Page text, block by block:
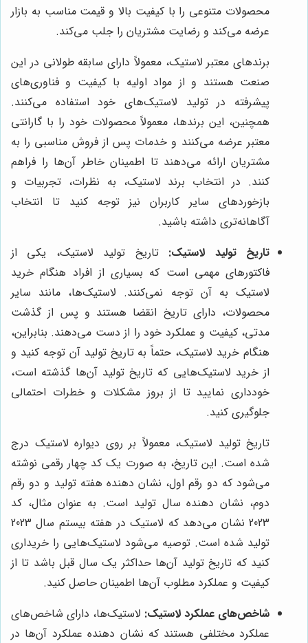
محصولات متنوعی را با کیفیت بالا و قیمت مناسب به بازار
عرضه می‌کند و رضایت مشتریان را جلب می‌کند.
برندهای معتبر لاستیک، معمولاً دارای سابقه طولانی در این
صنعت هستند و از مواد اولیه با کیفیت و فناوری‌های
پیشرفته در تولید لاستیک‌های خود استفاده می‌کنند.
همچنین، این برندها، معمولاً محصولات خود را با گارانتی
معتبر عرضه می‌کنند و خدمات پس از فروش مناسبی را به
مشتریان ارائه می‌دهند تا اطمینان خاطر آن‌ها را فراهم
کنند. در انتخاب برند لاستیک، به نظرات، تجربیات و
بازخوردهای سایر کاربران نیز توجه کنید تا انتخاب
آگاهانه‌تری داشته باشید.
تاریخ تولید لاستیک: تاریخ تولید لاستیک، یکی از
فاکتورهای مهمی است که بسیاری از افراد هنگام خرید
لاستیک به آن توجه نمی‌کنند. لاستیک‌ها، مانند سایر
محصولات، دارای تاریخ انقضا هستند و پس از گذشت
مدتی، کیفیت و عملکرد خود را از دست می‌دهند. بنابراین،
هنگام خرید لاستیک، حتماً به تاریخ تولید آن توجه کنید و
از خرید لاستیک‌هایی که تاریخ تولید آن‌ها گذشته است،
خودداری نمایید تا از بروز مشکلات و خطرات احتمالی
جلوگیری کنید.
تاریخ تولید لاستیک، معمولاً بر روی دیواره لاستیک درج
شده است. این تاریخ، به صورت یک کد چهار رقمی نوشته
می‌شود که دو رقم اول، نشان دهنده هفته تولید و دو رقم
دوم، نشان دهنده سال تولید است. به عنوان مثال، کد
2023 نشان می‌دهد که لاستیک در هفته بیستم سال 2023
تولید شده است. توصیه می‌شود لاستیک‌هایی را خریداری
کنید که تاریخ تولید آن‌ها حداکثر یک سال قبل باشد تا از
کیفیت و عملکرد مطلوب آن‌ها اطمینان حاصل کنید.
شاخص‌های عملکرد لاستیک: لاستیک‌ها، دارای شاخص‌های
عملکرد مختلفی هستند که نشان دهنده عملکرد آن‌ها در